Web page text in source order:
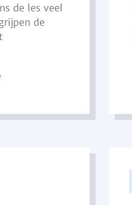
de les veel
de